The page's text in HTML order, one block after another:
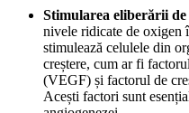
Stimularea eliberării
nivele ridicate de oxigen
stimulează celulele din
creștere, cum ar fi
(VEGF) și factorul de
Acești factori sunt